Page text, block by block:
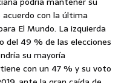
con la última
El Mundo. La izquierda
del 49 % de las elecciones
su mayoría
con un 47 % y su voto